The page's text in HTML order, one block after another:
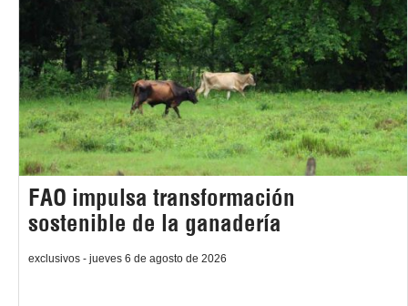
FAO impulsa transformación
sostenible de la ganadería
exclusivos - jueves 6 de agosto de 2026